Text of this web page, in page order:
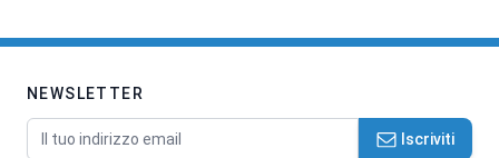
NEWSLETTER
Indirizzo email Iscriviti